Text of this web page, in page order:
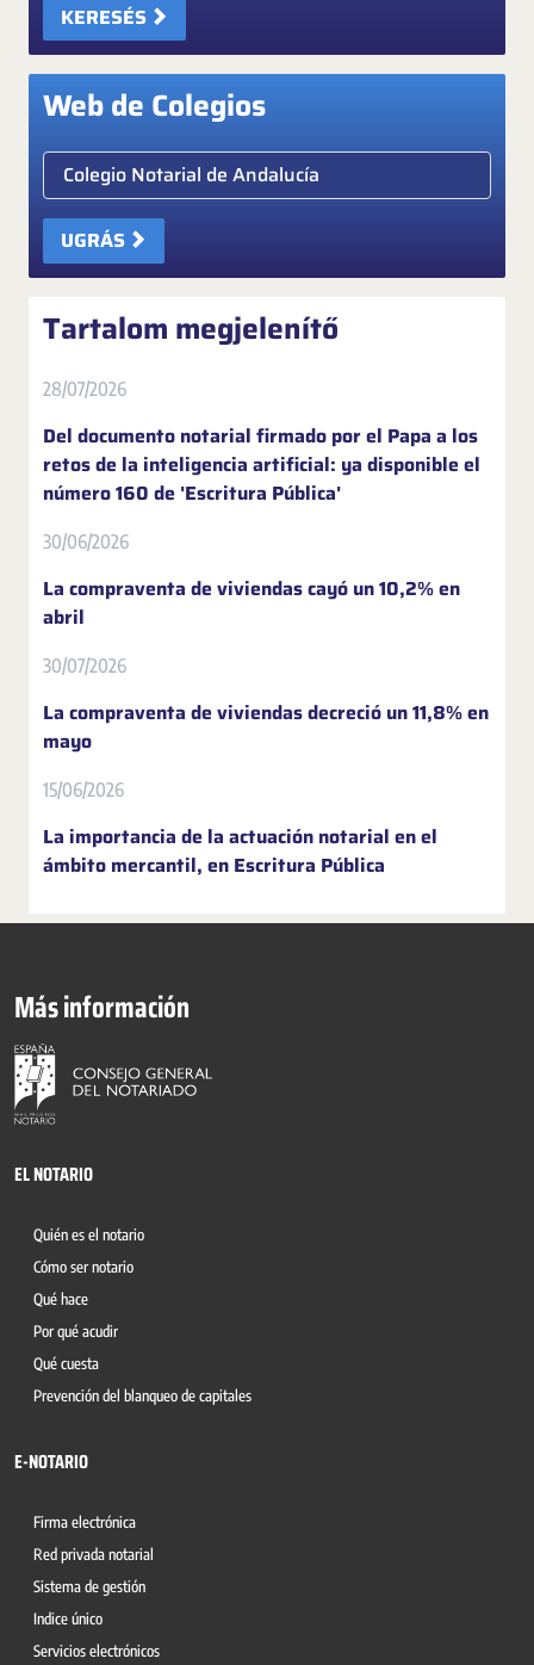
KERESÉS
Web de Colegios
Elige colegio notarial
UGRÁS
Tartalom megjelenítő
28/07/2026
Del documento notarial firmado por el Papa a los
retos de la inteligencia artificial: ya disponible el
número 160 de 'Escritura Pública'
30/06/2026
La compraventa de viviendas cayó un 10,2% en
abril
30/07/2026
La compraventa de viviendas decreció un 11,8% en
mayo
15/06/2026
La importancia de la actuación notarial en el
ámbito mercantil, en Escritura Pública
Más información
EL NOTARIO
Quién es el notario
Cómo ser notario
Qué hace
Por qué acudir
Qué cuesta
Prevención del blanqueo de capitales
E-NOTARIO
Firma electrónica
Red privada notarial
Sistema de gestión
Indice único
Servicios electrónicos